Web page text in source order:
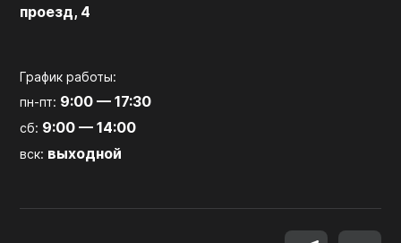
проезд, 4
График работы:
пн-пт: 9:00 — 17:30
сб: 9:00 — 14:00
вск: выходной